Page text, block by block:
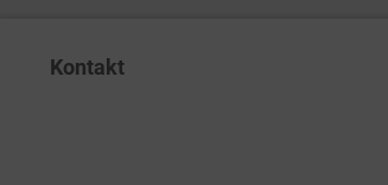
Kontakt